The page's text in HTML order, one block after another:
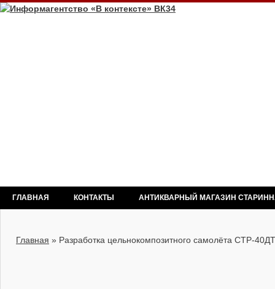
ГЛАВНАЯ КОНТАКТЫ АНТИКВАРНЫЙ МАГАЗИН
Главная » Разработка цельнокомпозитного самолёта СТР-